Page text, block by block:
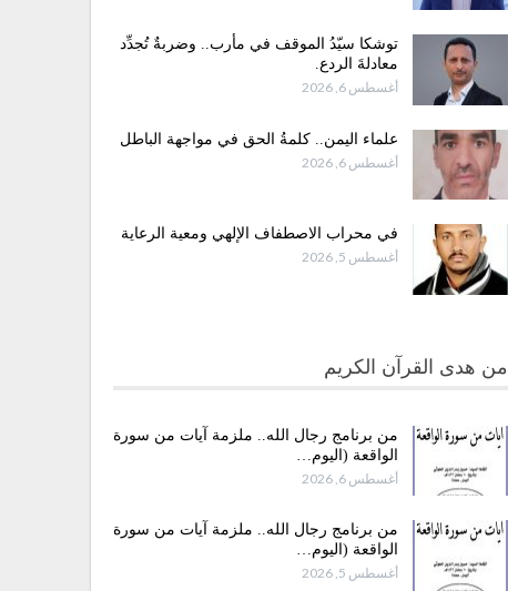
توشكا سيّدُ الموقف في مأرب.. وضربةٌ تُجدِّد
معادلةَ الردع.
أغسطس 6, 2026
علماء اليمن.. كلمةُ الحق في مواجهة الباطل
أغسطس 6, 2026
في محراب الاصطفاف الإلهي ومعية الرعاية
أغسطس 5, 2026
من هدى القرآن الكريم
من برنامج رجال الله.. ملزمة آيات من سورة
الواقعة (اليوم…
أغسطس 6, 2026
من برنامج رجال الله.. ملزمة آيات من سورة
الواقعة (اليوم…
أغسطس 5, 2026